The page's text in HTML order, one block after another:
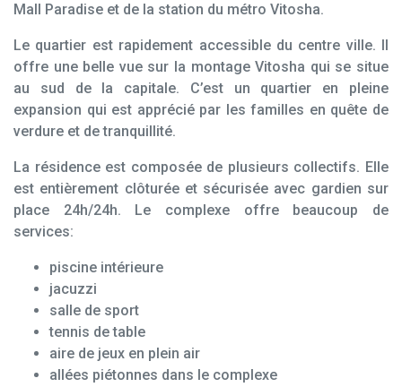
Mall Paradise et de la station du métro Vitosha.
Le quartier est rapidement accessible du centre ville. Il
offre une belle vue sur la montage Vitosha qui se situe
au sud de la capitale. C’est un quartier en pleine
expansion qui est apprécié par les familles en quête de
verdure et de tranquillité.
La résidence est composée de plusieurs collectifs. Elle
est entièrement clôturée et sécurisée avec gardien sur
place 24h/24h. Le complexe offre beaucoup de
services:
piscine intérieure
jacuzzi
salle de sport
tennis de table
aire de jeux en plein air
allées piétonnes dans le complexe